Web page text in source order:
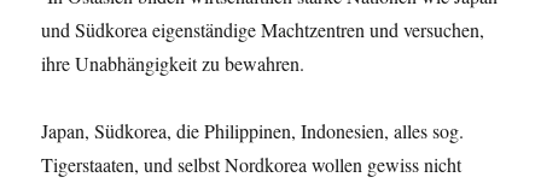
und Südkorea eigenständige Machtzentren und versuchen,
ihre Unabhängigkeit zu bewahren.
Japan, Südkorea, die Philippinen, Indonesien, alles sog.
Tigerstaaten, und selbst Nordkorea wollen gewiss nicht